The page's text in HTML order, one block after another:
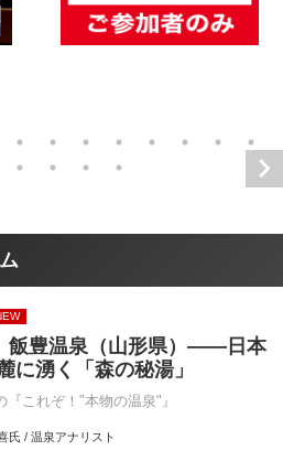
豊温泉（山形県）――日本
に湧く「森の秘湯」
『これぞ！"本物の温泉"』
氏 / 温泉アナリスト